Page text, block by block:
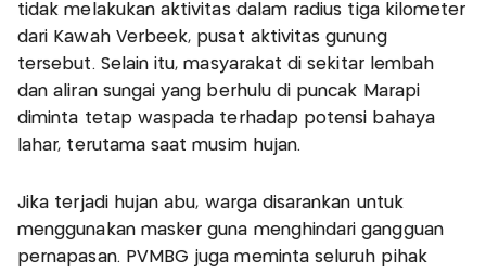
tidak melakukan aktivitas dalam radius tiga kilometer
dari Kawah Verbeek, pusat aktivitas gunung
tersebut. Selain itu, masyarakat di sekitar lembah
dan aliran sungai yang berhulu di puncak Marapi
diminta tetap waspada terhadap potensi bahaya
lahar, terutama saat musim hujan.
Jika terjadi hujan abu, warga disarankan untuk
menggunakan masker guna menghindari gangguan
pernapasan. PVMBG juga meminta seluruh pihak